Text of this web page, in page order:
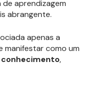
aprendizagem
abrangente.
apenas a
manifestar como um
,